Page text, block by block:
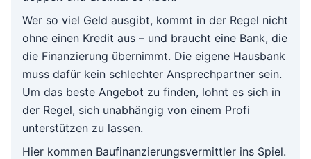
Wer so viel Geld ausgibt, kommt in der Regel nicht
ohne einen Kredit aus – und braucht eine Bank, die
die Finanzierung übernimmt. Die eigene Hausbank
muss dafür kein schlechter Ansprechpartner sein.
Um das beste Angebot zu finden, lohnt es sich in
der Regel, sich unabhängig von einem Profi
unterstützen zu lassen.
Hier kommen Baufinanzierungsvermittler ins Spiel.